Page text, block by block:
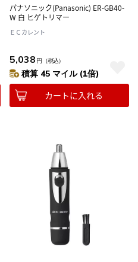
パナソニック(Panasonic) ER-GB40-
W 白 ヒゲトリマー
ＥＣカレント
5,038 円 （税込）
積算 45 マイル (1倍)
カートに入れる